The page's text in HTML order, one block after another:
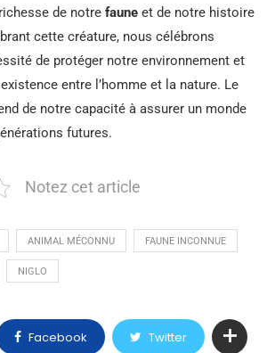
de notre faune et de notre histoire
cette créature, nous célébrons
de protéger notre environnement et
entre l’homme et la nature. Le
de notre capacité à assurer un monde
futures.
Notez cet article
ANIMAL MÉCONNU FAUNE INCONNUE
NIGLO
Facebook Twitter